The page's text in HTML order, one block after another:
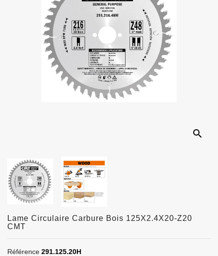
search
Lame Circulaire Carbure Bois 125X2.4X20-Z20
CMT
Référence 291.125.20H